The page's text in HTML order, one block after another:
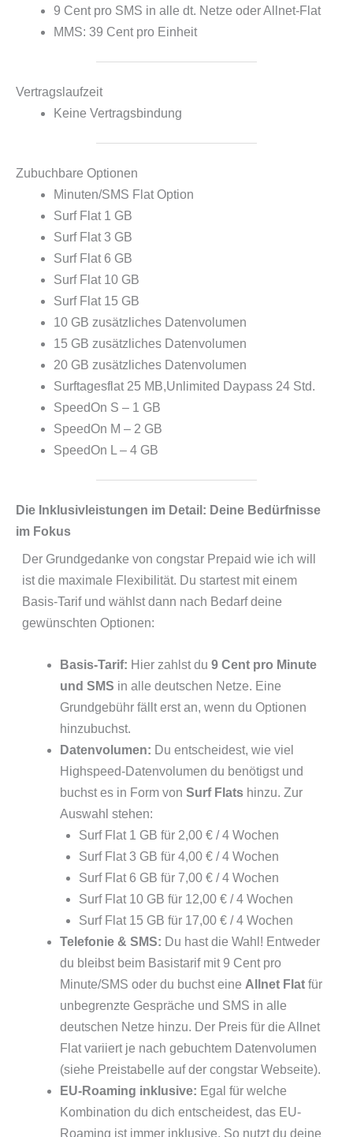
9 Cent pro SMS in alle dt. Netze oder Allnet-Flat
MMS: 39 Cent pro Einheit
Vertragslaufzeit
Keine Vertragsbindung
Zubuchbare Optionen
Minuten/SMS Flat Option
Surf Flat 1 GB
Surf Flat 3 GB
Surf Flat 6 GB
Surf Flat 10 GB
Surf Flat 15 GB
10 GB zusätzliches Datenvolumen
15 GB zusätzliches Datenvolumen
20 GB zusätzliches Datenvolumen
Surftagesflat 25 MB,Unlimited Daypass 24 Std.
SpeedOn S – 1 GB
SpeedOn M – 2 GB
SpeedOn L – 4 GB
Die Inklusivleistungen im Detail: Deine Bedürfnisse
im Fokus
Der Grundgedanke von congstar Prepaid wie ich will
ist die maximale Flexibilität. Du startest mit einem
Basis-Tarif und wählst dann nach Bedarf deine
gewünschten Optionen:
Basis-Tarif: Hier zahlst du 9 Cent pro Minute
und SMS in alle deutschen Netze. Eine
Grundgebühr fällt erst an, wenn du Optionen
hinzubuchst.
Datenvolumen: Du entscheidest, wie viel
Highspeed-Datenvolumen du benötigst und
buchst es in Form von Surf Flats hinzu. Zur
Auswahl stehen:
Surf Flat 1 GB für 2,00 € / 4 Wochen
Surf Flat 3 GB für 4,00 € / 4 Wochen
Surf Flat 6 GB für 7,00 € / 4 Wochen
Surf Flat 10 GB für 12,00 € / 4 Wochen
Surf Flat 15 GB für 17,00 € / 4 Wochen
Telefonie & SMS: Du hast die Wahl! Entweder
du bleibst beim Basistarif mit 9 Cent pro
Minute/SMS oder du buchst eine Allnet Flat für
unbegrenzte Gespräche und SMS in alle
deutschen Netze hinzu. Der Preis für die Allnet
Flat variiert je nach gebuchtem Datenvolumen
(siehe Preistabelle auf der congstar Webseite).
EU-Roaming inklusive: Egal für welche
Kombination du dich entscheidest, das EU-
Roaming ist immer inklusive. So nutzt du deine